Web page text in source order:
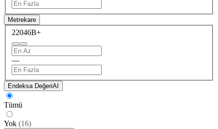
Metrekare
22046B+
—
Endeksa DeğeriAI
Tümü
Yok (16)